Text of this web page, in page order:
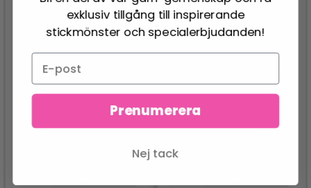
BRODERIKIT JUL M.M. /
SÄCK 80 X 125
B5125/80
BRODERIKIT
PADDPALL OCH
TOMTAR
exklusiv tillgång till inspirerande
stickmönster och specialerbjudanden!
Prenumerera
Nej tack